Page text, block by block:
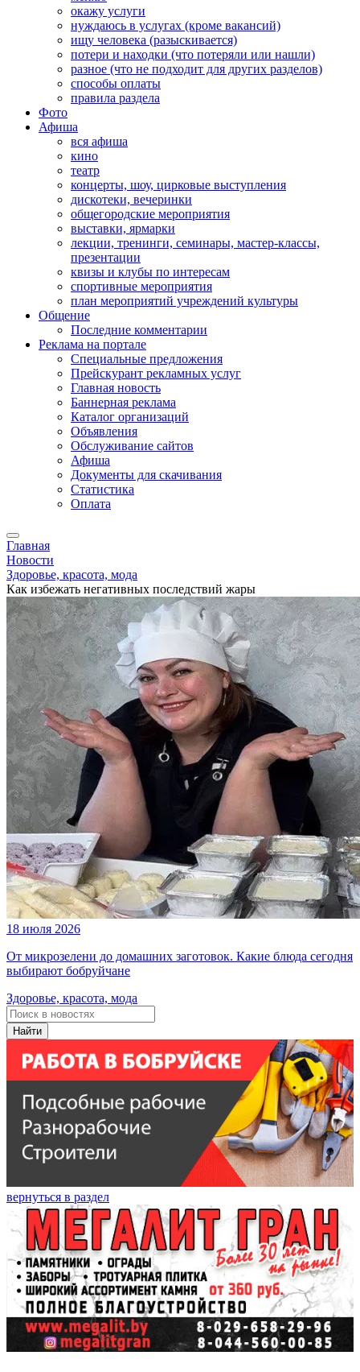
окажу услуги
нуждаюсь в услугах (кроме вакансий)
ищу человека (разыскивается)
потери и находки (что потеряли или нашли)
разное (что не подходит для других разделов)
способы оплаты
правила раздела
Фото
Афиша
вся афиша
кино
театр
концерты, шоу, цирковые выступления
дискотеки, вечеринки
общегородские мероприятия
выставки, ярмарки
лекции, тренинги, семинары, мастер-классы,
презентации
квизы и клубы по интересам
спортивные мероприятия
план мероприятий учреждений культуры
Общение
Последние комментарии
Реклама на портале
Специальные предложения
Прейскурант рекламных услуг
Главная новость
Баннерная реклама
Каталог организаций
Объявления
Обслуживание сайтов
Афиша
Документы для скачивания
Статистика
Оплата
Главная
Новости
Здоровье, красота, мода
Как избежать негативных последствий жары
18 июля 2026
От микрозелени до домашних заготовок. Какие блюда сегодня
выбирают бобруйчане
Здоровье, красота, мода
Найти
вернуться в раздел